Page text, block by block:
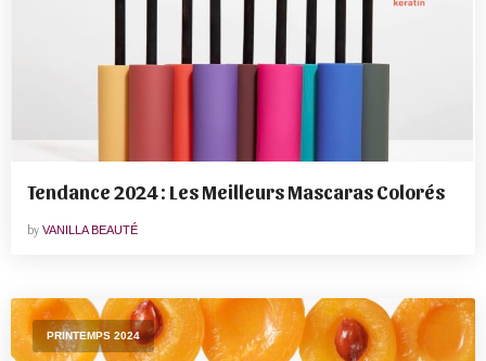
Tendance 2024 : Les Meilleurs Mascaras Colorés
by VANILLA BEAUTÉ
PRINTEMPS 2024